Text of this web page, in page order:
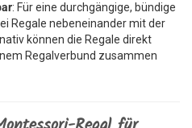
: Für eine durchgängige, bündige
Regale nebeneinander mit der
können die Regale direkt
Regalverbund zusammen